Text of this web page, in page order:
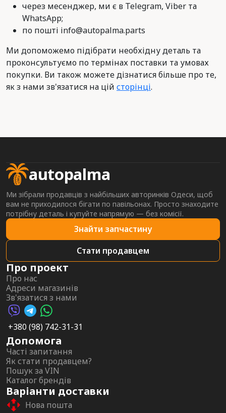
через месенджер, ми є в Telegram, Viber та
WhatsApp;
по пошті info@autopalma.parts
Ми допоможемо підібрати необхідну деталь та
проконсультуємо по термінах поставки та умовах
покупки. Ви також можете дізнатися більше про те,
як з нами зв'язатися на цій сторінці.
autopalma
Ми зібрали продавців з найбільших авторинків Одеси, щоб
вам не приходилося бігати по павільонах. Просто знаходите
потрібну деталь і купуйте напрямую — без комісії.
Знайти запчастину
Стати продавцем
Про проект
Про нас
Адреси магазинів
Зв'язатися з нами
Viber AutoPalma
Telegram AutoPalma
WhatsApp AutoPalma
+380 (98) 742-31-31
Допомога
Часті запитання
Як стати продавцем?
Пошук за VIN
Каталог брендів
Варіанти доставки
Нова пошта